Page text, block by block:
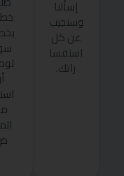
إسألنا
وسنجيب
عن كل
استفسا
راتك.